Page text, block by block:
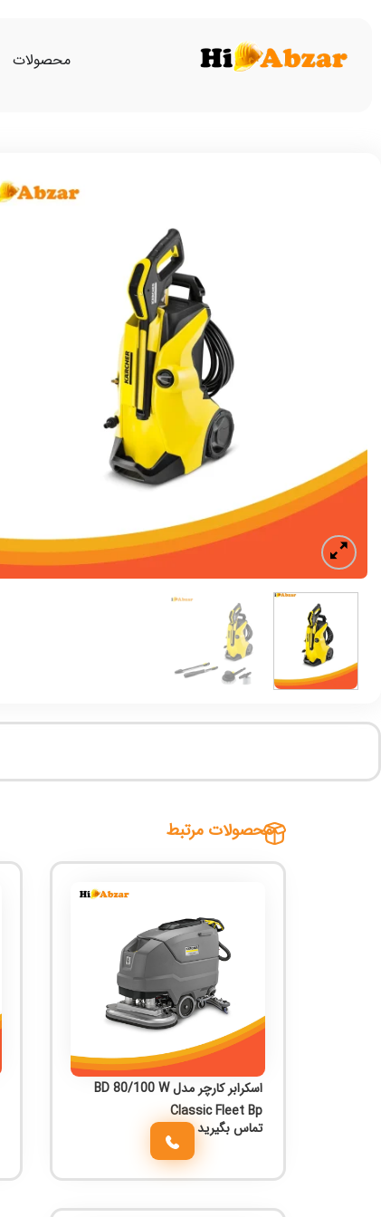
محصولات
محصولات مرتبط
اسکرابر کارچر مدل BD 80/100 W
Classic Fleet Bp
تماس بگیرید